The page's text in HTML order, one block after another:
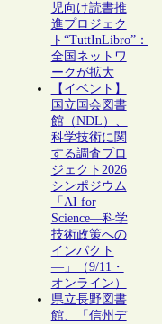
児向け読書推
進プロジェク
ト“TuttInLibro”：
全国ネットワ
ークが拡大
【イベント】
国立国会図書
館（NDL）、
科学技術に関
する調査プロ
ジェクト2026
シンポジウム
「AI for
Science―科学
技術政策への
インパクト
―」（9/11・
オンライン）
県立長野図書
館、「信州デ